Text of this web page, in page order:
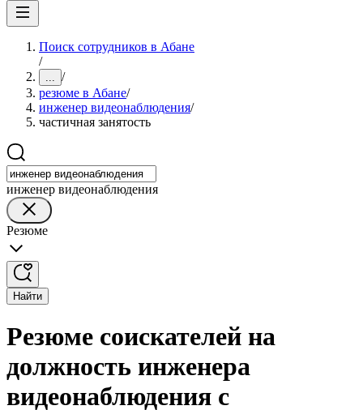
Поиск сотрудников в Абане
/
... /
резюме в Абане/
инженер видеонаблюдения/
частичная занятость
инженер видеонаблюдения
Резюме
Найти
Резюме соискателей на
должность инженера
видеонаблюдения с